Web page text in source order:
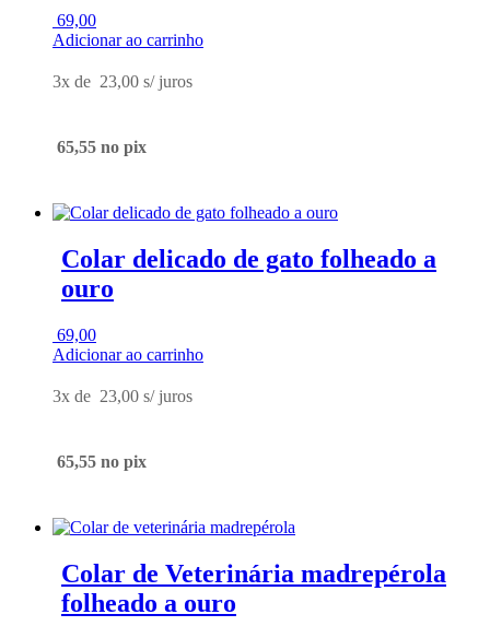
69,00
Adicionar ao carrinho
3x de 23,00 s/ juros
65,55 no pix
Colar delicado de gato folheado a
ouro
69,00
Adicionar ao carrinho
3x de 23,00 s/ juros
65,55 no pix
Colar de Veterinária madrepérola
folheado a ouro